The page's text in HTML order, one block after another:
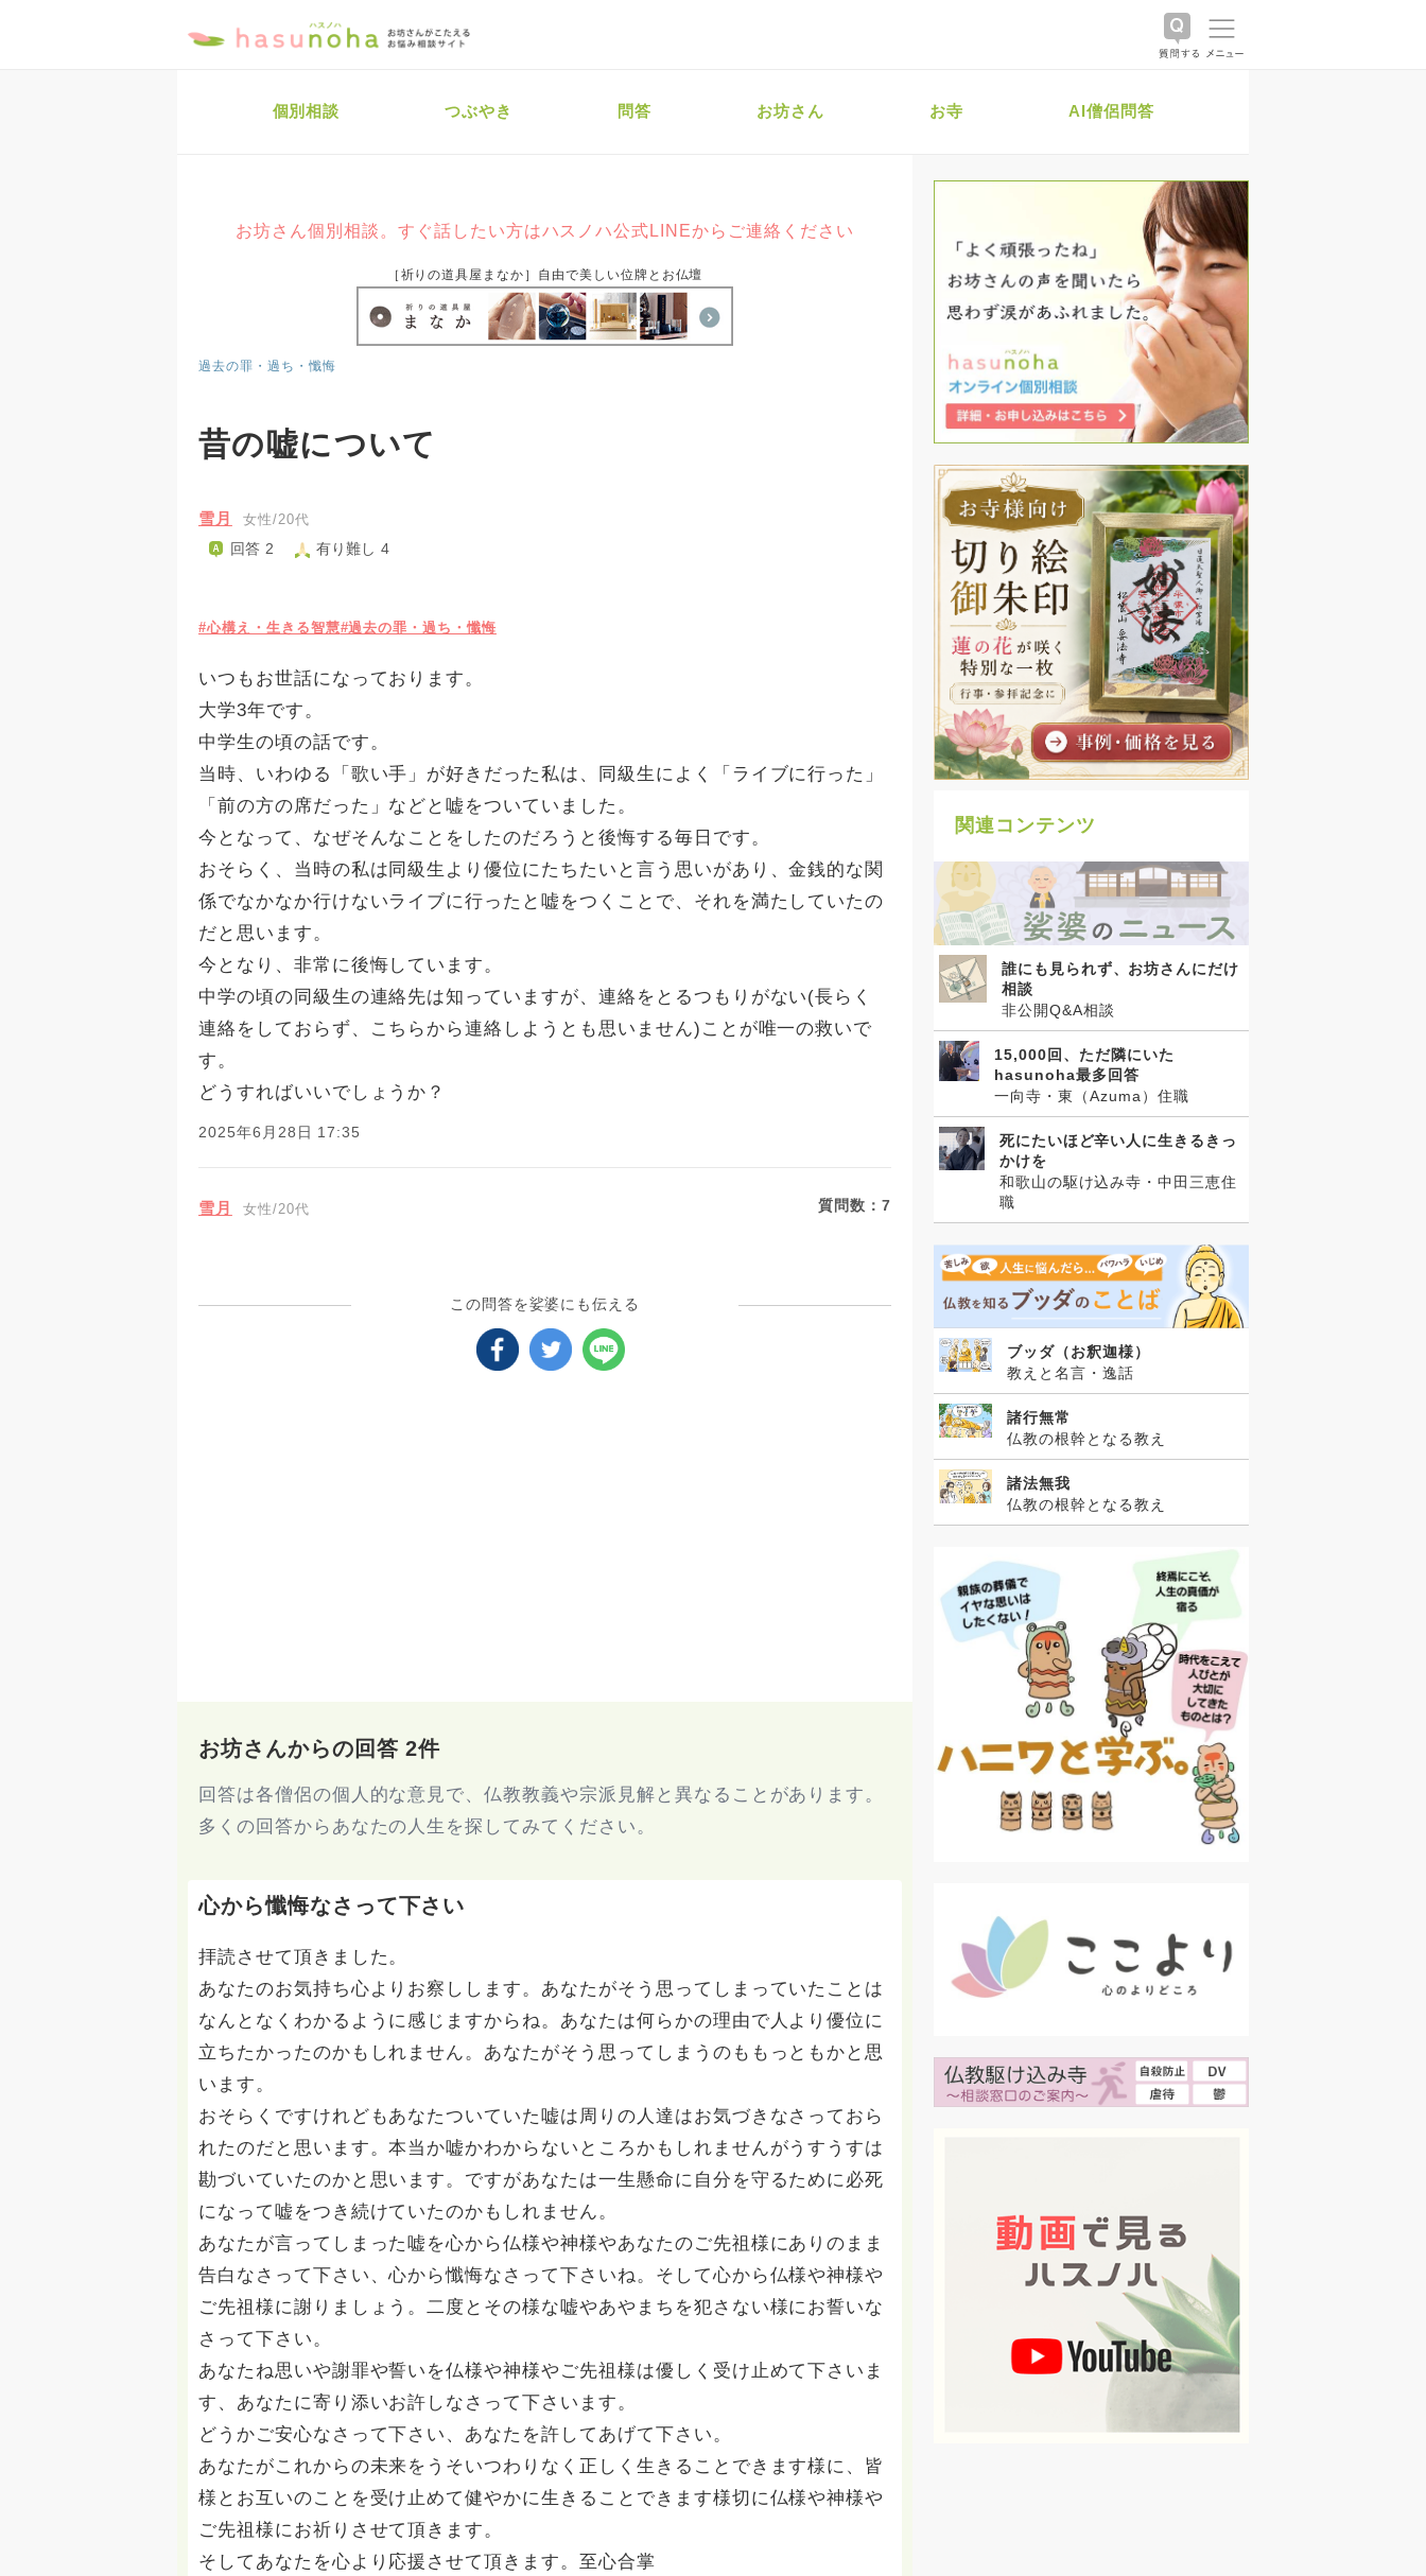
個別相談 つぶやき 問答 お坊さん お寺 AI僧侶問答
お坊さん個別相談。すぐ話したい方はハスノハ公式LINEからご連絡ください
［祈りの道具屋まなか］自由で美しい位牌とお仏壇
過去の罪・過ち・懺悔
昔の嘘について
雪月 女性/20代
回答 2 有り難し 4
#心構え・生きる智慧#過去の罪・過ち・懺悔
いつもお世話になっております。
大学3年です。
中学生の頃の話です。
当時、いわゆる「歌い手」が好きだった私は、同級生によく「ライブに行った」
「前の方の席だった」などと嘘をついていました。
今となって、なぜそんなことをしたのだろうと後悔する毎日です。
おそらく、当時の私は同級生より優位にたちたいと言う思いがあり、金銭的な関
係でなかなか行けないライブに行ったと嘘をつくことで、それを満たしていたの
だと思います。
今となり、非常に後悔しています。
中学の頃の同級生の連絡先は知っていますが、連絡をとるつもりがない(長らく
連絡をしておらず、こちらから連絡しようとも思いません)ことが唯一の救いで
す。
どうすればいいでしょうか？
2025年6月28日 17:35
雪月 女性/20代 質問数：7
この問答を娑婆にも伝える
お坊さんからの回答 2件
回答は各僧侶の個人的な意見で、仏教教義や宗派見解と異なることがあります。
多くの回答からあなたの人生を探してみてください。
心から懺悔なさって下さい
拝読させて頂きました。
あなたのお気持ち心よりお察しします。あなたがそう思ってしまっていたことは
なんとなくわかるように感じますからね。あなたは何らかの理由で人より優位に
立ちたかったのかもしれません。あなたがそう思ってしまうのももっともかと思
います。
おそらくですけれどもあなたついていた嘘は周りの人達はお気づきなさっておら
れたのだと思います。本当か嘘かわからないところかもしれませんがうすうすは
勘づいていたのかと思います。ですがあなたは一生懸命に自分を守るために必死
になって嘘をつき続けていたのかもしれません。
あなたが言ってしまった嘘を心から仏様や神様やあなたのご先祖様にありのまま
告白なさって下さい、心から懺悔なさって下さいね。そして心から仏様や神様や
ご先祖様に謝りましょう。二度とその様な嘘やあやまちを犯さない様にお誓いな
さって下さい。
あなたね思いや謝罪や誓いを仏様や神様やご先祖様は優しく受け止めて下さいま
す、あなたに寄り添いお許しなさって下さいます。
どうかご安心なさって下さい、あなたを許してあげて下さい。
あなたがこれからの未来をうそいつわりなく正しく生きることできます様に、皆
様とお互いのことを受け止めて健やかに生きることできます様切に仏様や神様や
ご先祖様にお祈りさせて頂きます。
そしてあなたを心より応援させて頂きます。至心合掌
関連コンテンツ
誰にも見られず、お坊さんにだけ
相談
非公開Q&A相談
15,000回、ただ隣にいた
hasunoha最多回答
一向寺・東（Azuma）住職
死にたいほど辛い人に生きるきっ
かけを
和歌山の駆け込み寺・中田三恵住
職
ブッダ（お釈迦様）
教えと名言・逸話
諸行無常
仏教の根幹となる教え
諸法無我
仏教の根幹となる教え